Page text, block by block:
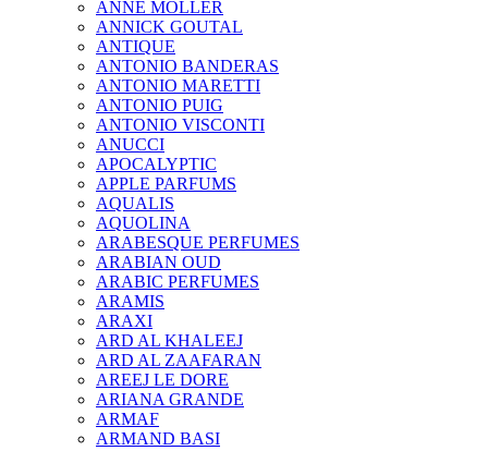
ANNE MOLLER
ANNICK GOUTAL
ANTIQUE
ANTONIO BANDERAS
ANTONIO MARETTI
ANTONIO PUIG
ANTONIO VISCONTI
ANUCCI
APOCALYPTIC
APPLE PARFUMS
AQUALIS
AQUOLINA
ARABESQUE PERFUMES
ARABIAN OUD
ARABIC PERFUMES
ARAMIS
ARAXI
ARD AL KHALEEJ
ARD AL ZAAFARAN
AREEJ LE DORE
ARIANA GRANDE
ARMAF
ARMAND BASI